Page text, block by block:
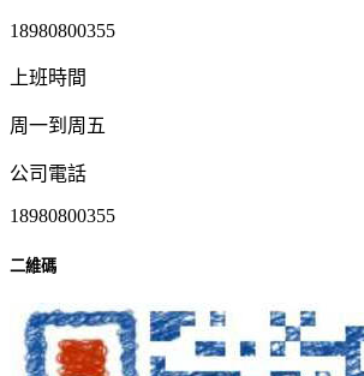
18980800355
上班時間
周一到周五
公司電話
18980800355
二維碼